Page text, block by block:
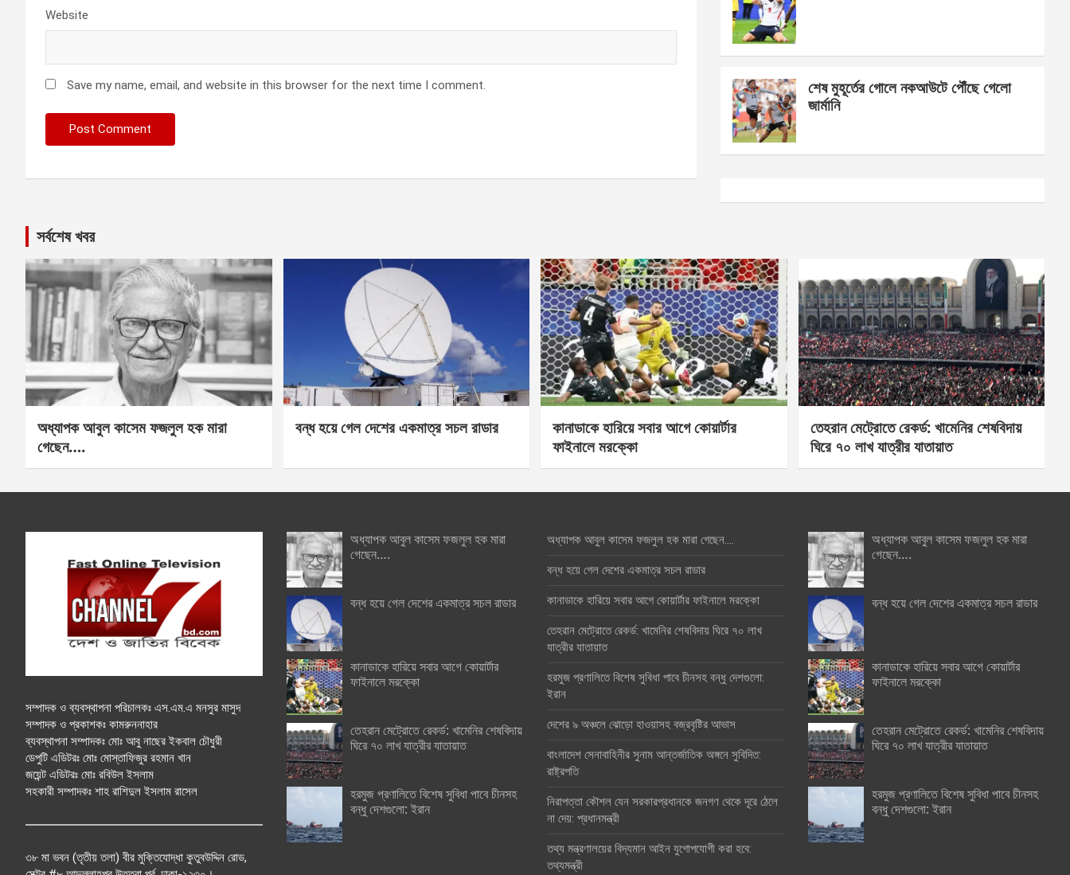
Website
Save my name, email, and website in this browser for the next time I comment.
শেষ মুহূর্তের গোলে নকআউটে পৌঁছে গেলো
জার্মানি
সর্বশেষ খবর
অধ্যাপক আবুল কাসেম ফজলুল হক মারা
গেছেন….
বন্ধ হয়ে গেল দেশের একমাত্র সচল রাডার
কানাডাকে হারিয়ে সবার আগে কোয়ার্টার
ফাইনালে মরক্কো
তেহরান মেট্রোতে রেকর্ড: খামেনির শেষবিদায়
ঘিরে ৭০ লাখ যাত্রীর যাতায়াত
সম্পাদক ও ব্যবস্থাপনা পরিচালকঃ এস.এম.এ মনসুর মাসুদ
সম্পাদক ও প্রকাশকঃ কামরুননাহার
ব্যবস্থাপনা সম্পাদকঃ মোঃ আবু নাছের ইকবাল চৌধুরী
ডেপুটি এডিটরঃ মোঃ মোস্তাফিজুর রহমান খান
জয়েন্ট এডিটরঃ মোঃ রবিউল ইসলাম
সহকারী সম্পাদকঃ শাহ রাশিদুল ইসলাম রাসেল
৩৮ মা ভবন (তৃতীয় তলা) বীর মুক্তিযোদ্ধা কুতুবউদ্দিন রোড,
অধ্যাপক আবুল কাসেম ফজলুল হক মারা
গেছেন….
বন্ধ হয়ে গেল দেশের একমাত্র সচল রাডার
কানাডাকে হারিয়ে সবার আগে কোয়ার্টার
ফাইনালে মরক্কো
তেহরান মেট্রোতে রেকর্ড: খামেনির শেষবিদায়
ঘিরে ৭০ লাখ যাত্রীর যাতায়াত
হরমুজ প্রণালিতে বিশেষ সুবিধা পাবে চীনসহ
বন্ধু দেশগুলো: ইরান
অধ্যাপক আবুল কাসেম ফজলুল হক মারা গেছেন….
বন্ধ হয়ে গেল দেশের একমাত্র সচল রাডার
কানাডাকে হারিয়ে সবার আগে কোয়ার্টার ফাইনালে মরক্কো
তেহরান মেট্রোতে রেকর্ড: খামেনির শেষবিদায় ঘিরে ৭০ লাখ
যাত্রীর যাতায়াত
হরমুজ প্রণালিতে বিশেষ সুবিধা পাবে চীনসহ বন্ধু দেশগুলো:
ইরান
দেশের ৯ অঞ্চলে ঝোড়ো হাওয়াসহ বজ্রবৃষ্টির আভাস
বাংলাদেশ সেনাবাহিনীর সুনাম আন্তর্জাতিক অঙ্গনে সুবিদিত:
রাষ্ট্রপতি
নিরাপত্তা কৌশল যেন সরকারপ্রধানকে জনগণ থেকে দূরে ঠেলে
না দেয়: প্রধানমন্ত্রী
তথ্য মন্ত্রণালয়ের বিদ্যমান আইন যুগোপযোগী করা হবে:
তথ্যমন্ত্রী
অধ্যাপক আবুল কাসেম ফজলুল হক মারা
গেছেন….
বন্ধ হয়ে গেল দেশের একমাত্র সচল রাডার
কানাডাকে হারিয়ে সবার আগে কোয়ার্টার
ফাইনালে মরক্কো
তেহরান মেট্রোতে রেকর্ড: খামেনির শেষবিদায়
ঘিরে ৭০ লাখ যাত্রীর যাতায়াত
হরমুজ প্রণালিতে বিশেষ সুবিধা পাবে চীনসহ
বন্ধু দেশগুলো: ইরান